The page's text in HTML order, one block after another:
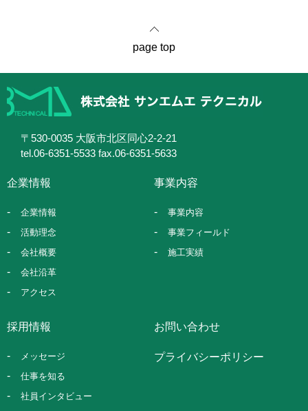
page top
〒530-0035 大阪市北区同心2-2-21
tel.06-6351-5533 fax.06-6351-5633
企業情報
企業情報
活動理念
会社概要
会社沿革
アクセス
事業内容
事業内容
事業フィールド
施工実績
採用情報
メッセージ
仕事を知る
社員インタビュー
お問い合わせ
プライバシーポリシー